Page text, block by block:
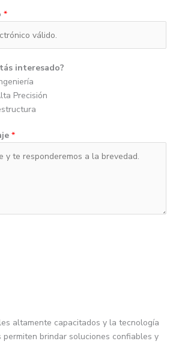
*
interesado?
Precisión
*
altamente capacitados y la tecnología
permiten brindar soluciones confiables y